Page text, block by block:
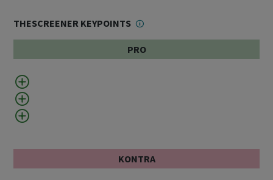
THESCREENER KEYPOINTS
PRO
KONTRA